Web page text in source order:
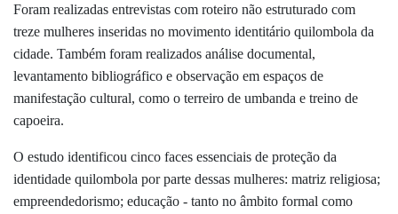
Foram realizadas entrevistas com roteiro não estruturado com
treze mulheres inseridas no movimento identitário quilombola da
cidade. Também foram realizados análise documental,
levantamento bibliográfico e observação em espaços de
manifestação cultural, como o terreiro de umbanda e treino de
capoeira.
O estudo identificou cinco faces essenciais de proteção da
identidade quilombola por parte dessas mulheres: matriz religiosa;
empreendedorismo; educação - tanto no âmbito formal como